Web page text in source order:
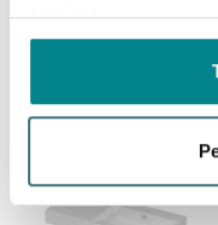
services.